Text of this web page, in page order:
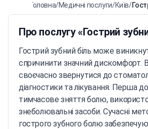
Головна/Медичні послуги/Київ/
Про послугу «Гострий
Гострий зубний біль може
спричинити значний дискомфорт.
своєчасно звернутися до
діагностики та лікування. Перша
тимчасове зняття болю,
знеболювальні засоби. Сучасні
гострого зубного болю